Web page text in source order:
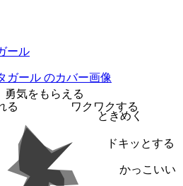
ール
勇気をもらえる
ワクワクする
ときめく
ドキッとする
かっこいい
る